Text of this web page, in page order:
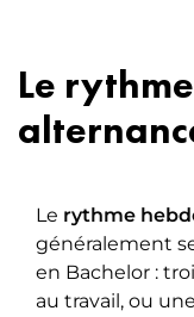
Le
Le rythme
généralement
en Bachelor :
au travail, ou